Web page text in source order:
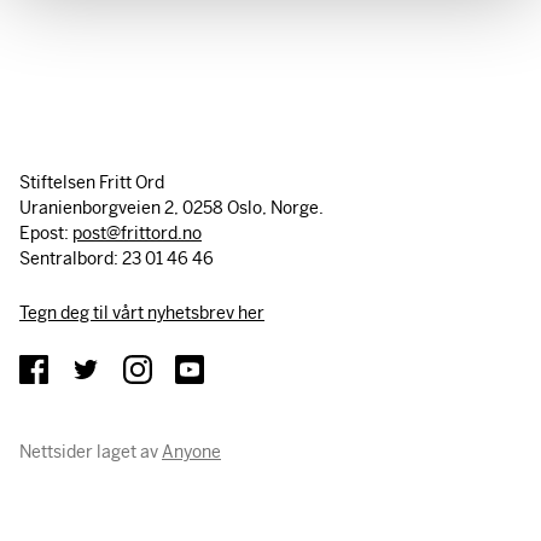
Stiftelsen Fritt Ord
Uranienborgveien 2, 0258 Oslo, Norge.
Epost: post@frittord.no
Sentralbord: 23 01 46 46
Tegn deg til vårt nyhetsbrev her
Nettsider laget avAnyone